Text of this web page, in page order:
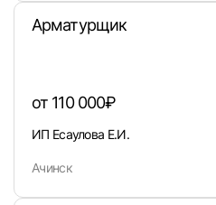
Арматурщик
от 110 000₽
ИП Есаулова Е.И.
Ачинск